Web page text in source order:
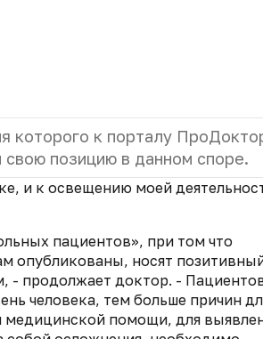
которого к порталу
свою позицию в данном споре.
и к освещению моей
пациентов», при том что
опубликованы, носят
- продолжает доктор. -
человека, тем больше причин
медицинской помощи, для